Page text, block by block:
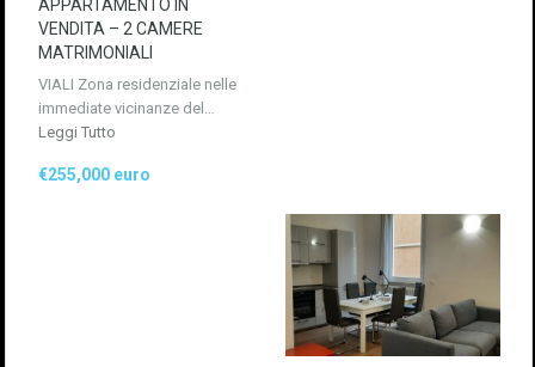
APPARTAMENTO IN
VENDITA – 2 CAMERE
MATRIMONIALI
VIALI Zona residenziale nelle
immediate vicinanze del…
Leggi Tutto
€255,000 euro